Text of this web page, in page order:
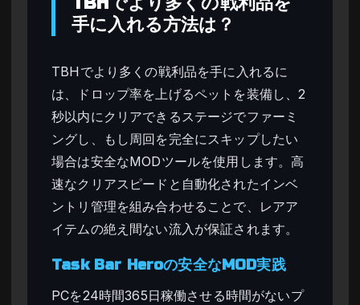
手に入れる方法は？
TBHでより多くの戦利品を手に入れるに
は、ドロップ率を上げるペットを装備し、2
秒以内にクリアできるステージでファーミ
ングし、もし周回を完全にスキップしたい
場合は安全なMODツールを使用します。高
速なクリアスピードと自動化されたインベ
ントリ管理を組み合わせることで、レアア
イテムの絶え間ない流入が保証されます。
Task Bar Heroの安全なMOD実践
PCを24時間365日稼働させる時間がないプ